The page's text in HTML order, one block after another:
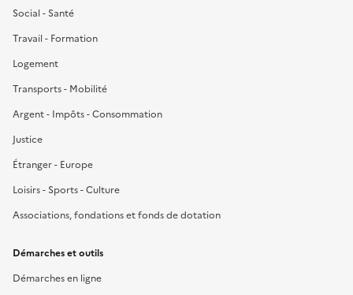
Social - Santé
Travail - Formation
Logement
Transports - Mobilité
Argent - Impôts - Consommation
Justice
Étranger - Europe
Loisirs - Sports - Culture
Associations, fondations et fonds de dotation
Démarches et outils
Démarches en ligne